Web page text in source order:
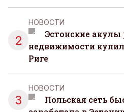
2
НОВОСТИ
Эстонские
недвижимости
Риге
3
НОВОСТИ
Польская сеть